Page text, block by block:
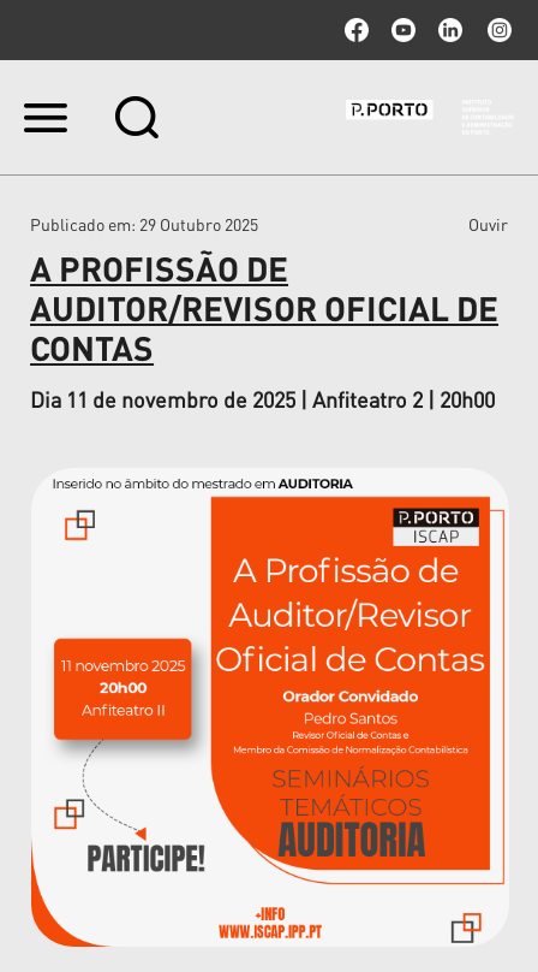
Ir
Ir
navegação
Publicado em: 29 Outubro 2025 Ouvir
A PROFISSÃO DE
AUDITOR/REVISOR OFICIAL DE
CONTAS
Dia 11 de novembro de 2025 | Anfiteatro 2 | 20h00